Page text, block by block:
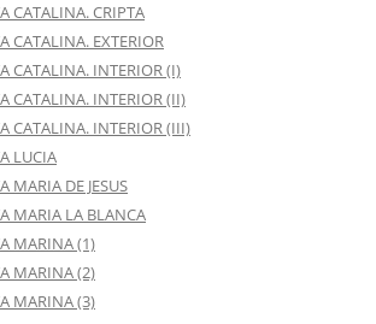
CATALINA. CRIPTA
CATALINA. EXTERIOR
CATALINA. INTERIOR (I)
CATALINA. INTERIOR (II)
CATALINA. INTERIOR (III)
LUCIA
MARIA DE JESUS
MARIA LA BLANCA
MARINA (1)
MARINA (2)
MARINA (3)